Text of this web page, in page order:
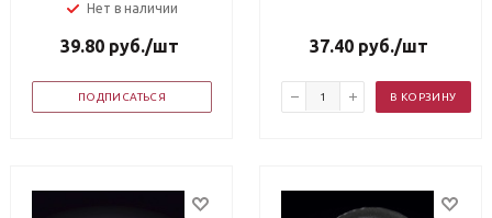
Нет в наличии
39.80 руб./шт
ПОДПИСАТЬСЯ
37.40 руб./шт
В КОРЗИНУ